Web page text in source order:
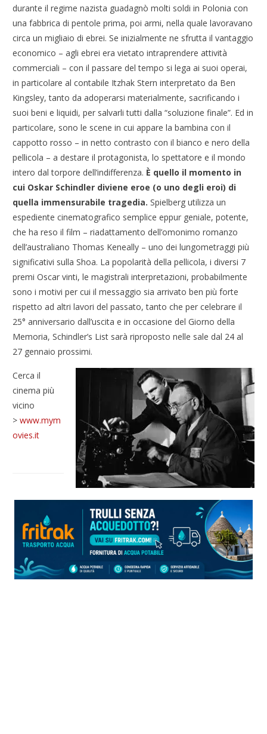
durante il regime nazista guadagnò molti soldi in Polonia con
una fabbrica di pentole prima, poi armi, nella quale lavoravano
circa un migliaio di ebrei. Se inizialmente ne sfrutta il vantaggio
economico – agli ebrei era vietato intraprendere attività
commerciali – con il passare del tempo si lega ai suoi operai,
in particolare al contabile Itzhak Stern interpretato da Ben
Kingsley, tanto da adoperarsi materialmente, sacrificando i
suoi beni e liquidi, per salvarli tutti dalla “soluzione finale”. Ed in
particolare, sono le scene in cui appare la bambina con il
cappotto rosso – in netto contrasto con il bianco e nero della
pellicola – a destare il protagonista, lo spettatore e il mondo
intero dal torpore dell’indifferenza. È quello il momento in
cui Oskar Schindler diviene eroe (o uno degli eroi) di
quella immensurabile tragedia. Spielberg utilizza un
espediente cinematografico semplice eppur geniale, potente,
che ha reso il film – riadattamento dell’omonimo romanzo
dell’australiano Thomas Keneally – uno dei lungometraggi più
significativi sulla Shoa. La popolarità della pellicola, i diversi 7
premi Oscar vinti, le magistrali interpretazioni, probabilmente
sono i motivi per cui il messaggio sia arrivato ben più forte
rispetto ad altri lavori del passato, tanto che per celebrare il
25° anniversario dall’uscita e in occasione del Giorno della
Memoria, Schindler’s List sarà riproposto nelle sale dal 24 al
27 gennaio prossimi.
Cerca il
cinema più
vicino
>www.mym
ovies.it